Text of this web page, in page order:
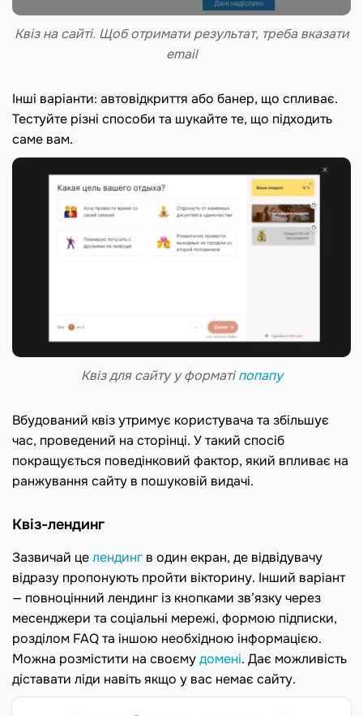
Квіз на сайті. Щоб отримати результат, треба вказати
email
Інші варіанти: автовідкриття або банер, що спливає.
Тестуйте різні способи та шукайте те, що підходить
саме вам.
Квіз для сайту у форматіпопапу
Вбудований квіз утримує користувача та збільшує
час, проведений на сторінці. У такий спосіб
покращується поведінковий фактор, який впливає на
ранжування сайту в пошуковій видачі.
Квіз-лендинг
Зазвичай целендинг в один екран, де відвідувачу
відразу пропонують пройти вікторину. Інший варіант
— повноцінний лендинг із кнопками зв’язку через
месенджери та соціальні мережі, формою підписки,
розділом FAQ та іншою необхідною інформацією.
Можна розмістити на своємудомені. Дає можливість
діставати ліди навіть якщо у вас немає сайту.